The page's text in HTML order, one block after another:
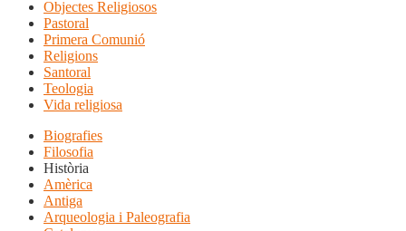
Objectes Religiosos
Pastoral
Primera Comunió
Religions
Santoral
Teologia
Vida religiosa
Biografies
Filosofia
Història
Amèrica
Antiga
Arqueologia i Paleografia